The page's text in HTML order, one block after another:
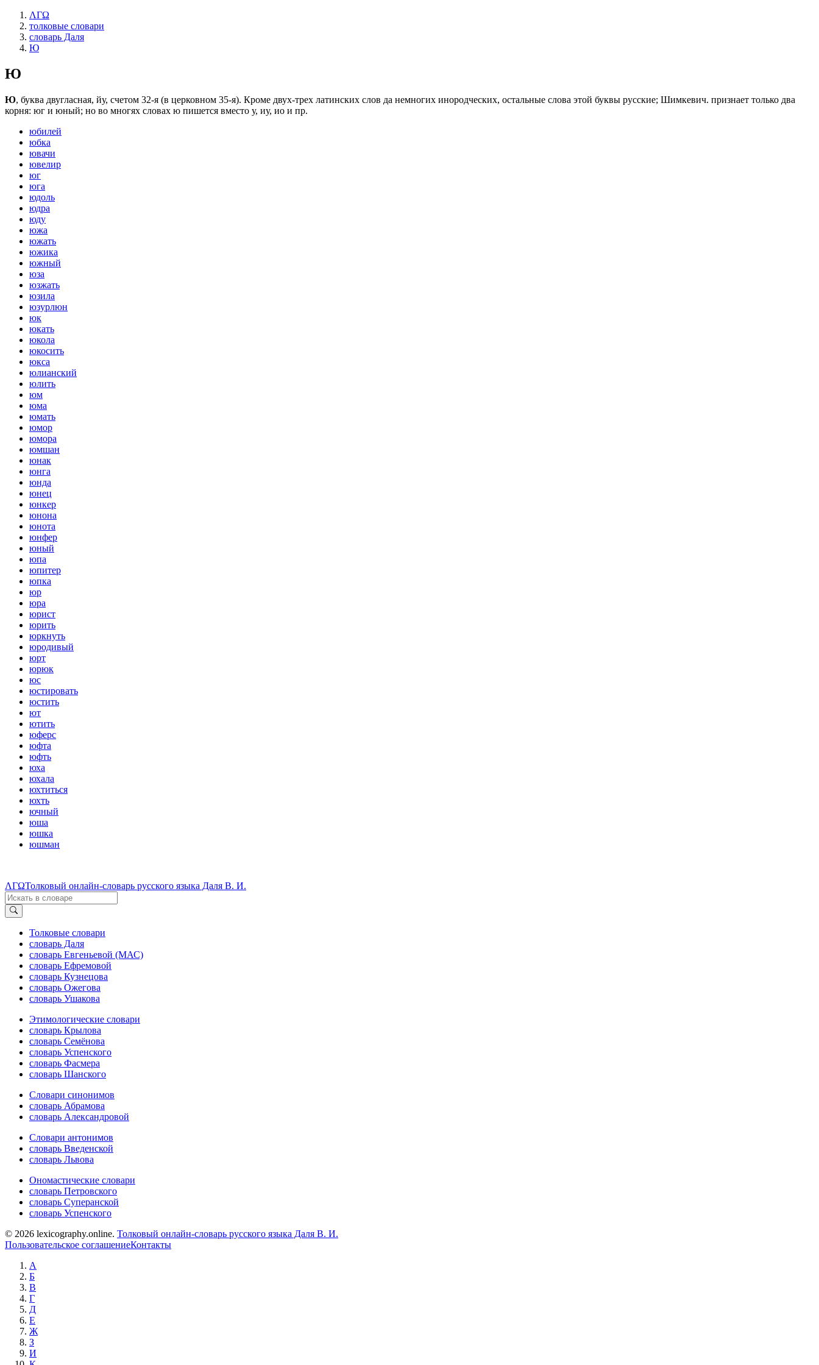
ΛΓΩ
толковые словари
словарь Даля
Ю
Ю
Ю, буква двугласная, йу, счетом 32-я (в церковном 35-я). Кроме двух-трех латинских слов да немногих инородческих, остальные слова этой буквы русские; Шимкевич. признает только два
корня: юг и юный; но во многях словах ю пишется вместо у, иу, ио и пр.
юбилей
юбка
ювачи
ювелир
юг
юга
юдоль
юдра
юду
южа
южать
южика
южный
юза
юзжать
юзила
юзурлюн
юк
юкать
юкола
юкосить
юкса
юлианский
юлить
юм
юма
юмать
юмор
юмора
юмшан
юнак
юнга
юнда
юнец
юнкер
юнона
юнота
юнфер
юный
юпа
юпитер
юпка
юр
юра
юрист
юрить
юркнуть
юродивый
юрт
юрюк
юс
юстировать
юстить
ют
ютить
юферс
юфта
юфть
юха
юхала
юхтиться
юхть
ючный
юша
юшка
юшман
ΛΓΩТолковый онлайн-словарь русского языка Даля В. И.
Толковые словари
словарь Даля
словарь Евгеньевой (МАС)
словарь Ефремовой
словарь Кузнецова
словарь Ожегова
словарь Ушакова
Этимологические словари
словарь Крылова
словарь Семёнова
словарь Успенского
словарь Фасмера
словарь Шанского
Словари синонимов
словарь Абрамова
словарь Александровой
Словари антонимов
словарь Введенской
словарь Львова
Ономастические словари
словарь Петровского
словарь Суперанской
словарь Успенского
© 2026 lexicography.online. Толковый онлайн-словарь русского языка Даля В. И.
Пользовательское соглашениеКонтакты
А
Б
В
Г
Д
Е
Ж
З
И